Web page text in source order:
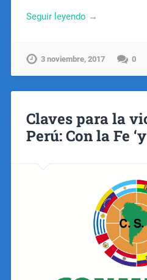
Seguir leyendo →
3 noviembre, 2017 0
Claves para la
Perú: Con la Fe